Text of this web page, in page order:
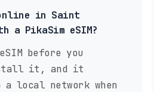
in Saint
a PikaSim eSIM?
before you
it, and it
a local network when